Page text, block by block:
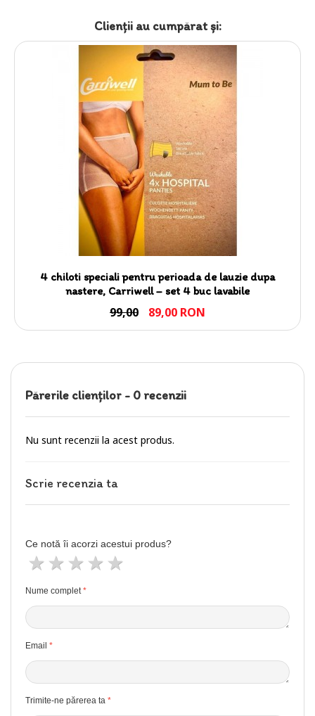
Clienții au cumpărat şi:
4 chiloti speciali pentru perioada de lauzie dupa
nastere, Carriwell – set 4 buc lavabile
99,00 89,00 RON
Părerile clienţilor - 0 recenzii
Nu sunt recenzii la acest produs.
Scrie recenzia ta
Ce notă îi acorzi acestui produs?
4 stele
3 stele
2 stele
1 stea
Nume complet
Email
Trimite-ne părerea ta